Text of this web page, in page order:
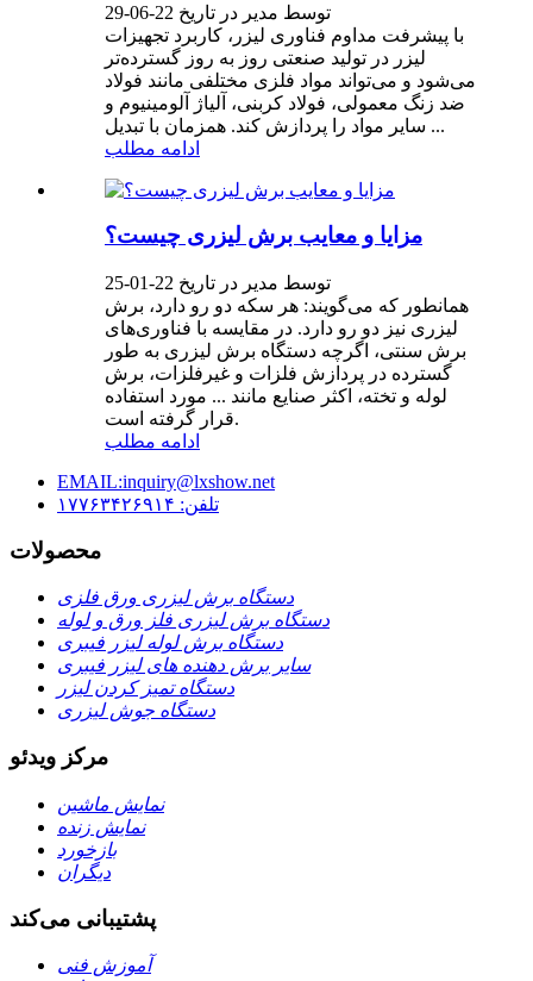
توسط مدیر در تاریخ 22-06-29
با پیشرفت مداوم فناوری لیزر، کاربرد تجهیزات
لیزر در تولید صنعتی روز به روز گسترده‌تر
می‌شود و می‌تواند مواد فلزی مختلفی مانند فولاد
ضد زنگ معمولی، فولاد کربنی، آلیاژ آلومینیوم و
سایر مواد را پردازش کند. همزمان با تبدیل ...
ادامه مطلب
مزایا و معایب برش لیزری چیست؟
توسط مدیر در تاریخ 22-01-25
همانطور که می‌گویند: هر سکه دو رو دارد، برش
لیزری نیز دو رو دارد. در مقایسه با فناوری‌های
برش سنتی، اگرچه دستگاه برش لیزری به طور
گسترده در پردازش فلزات و غیرفلزات، برش
لوله و تخته، اکثر صنایع مانند ... مورد استفاده
قرار گرفته است.
ادامه مطلب
EMAIL:inquiry@lxshow.net
تلفن: ۱۷۷۶۳۴۲۶۹۱۴
محصولات
دستگاه برش لیزری ورق فلزی
دستگاه برش لیزری فلز ورق و لوله
دستگاه برش لوله لیزر فیبری
سایر برش دهنده های لیزر فیبری
دستگاه تمیز کردن لیزر
دستگاه جوش لیزری
مرکز ویدئو
نمایش ماشین
نمایش زنده
بازخورد
دیگران
پشتیبانی می‌کند
آموزش فنی